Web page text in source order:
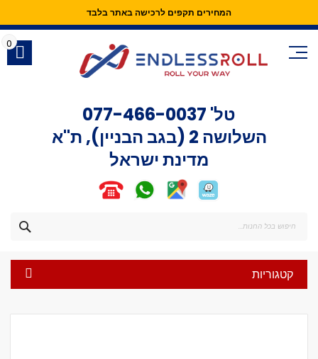
המחירים תקפים לרכישה באתר בלבד
Skip
Content
טל' 077-466-0037
השלושה 2 (בגב הבניין), ת"א
מדינת ישראל
0
קטגוריות